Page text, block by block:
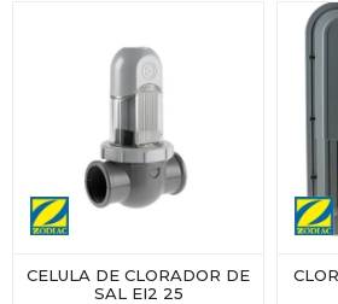
CELULA DE CLORADOR DE
SAL EI2 25